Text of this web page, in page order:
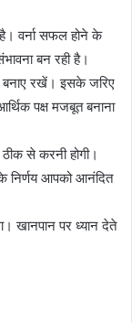
वर्ना सफल होने के
बन रही है।
रखें। इसके जरिए
पक्ष मजबूत बनाना
से करनी होगी।
निर्णय आपको आनंदित
खानपान पर ध्यान देते